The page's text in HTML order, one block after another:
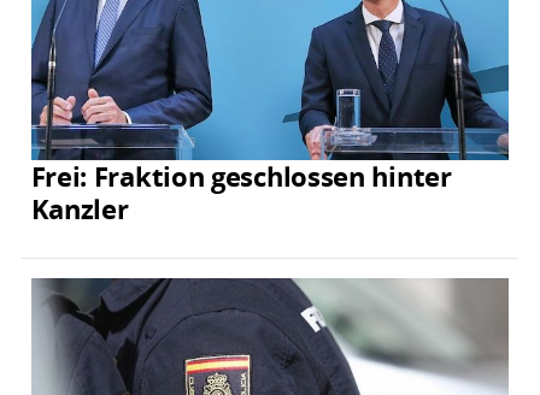
Frei: Fraktion geschlossen hinter
Kanzler